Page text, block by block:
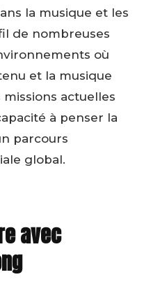
la musique et les
de nombreuses
où
et la musique
actuelles
à penser la
parcours
global.
avec